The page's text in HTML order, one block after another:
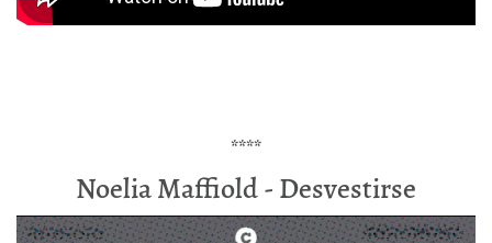
****
Noelia Maffiold - Desvestirse